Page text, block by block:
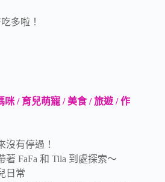
多啦！
咪 / 育兒萌寵 / 美食 / 旅遊 / 作
沒有停過！
著 FaFa 和 Tila 到處探索～
日常